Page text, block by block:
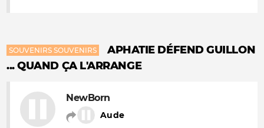
SOUVENIRS SOUVENIRS
APHATIE DÉFEND GUILLON
... QUAND ÇA L'ARRANGE
NewBorn
Aude